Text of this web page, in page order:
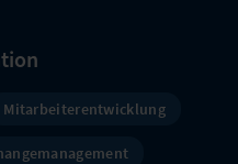
Mitarbeiterentwicklung